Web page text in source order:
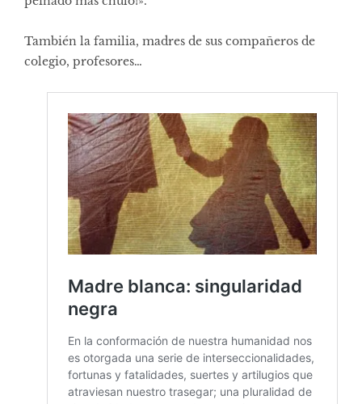
También la familia, madres de sus compañeros de
colegio, profesores…